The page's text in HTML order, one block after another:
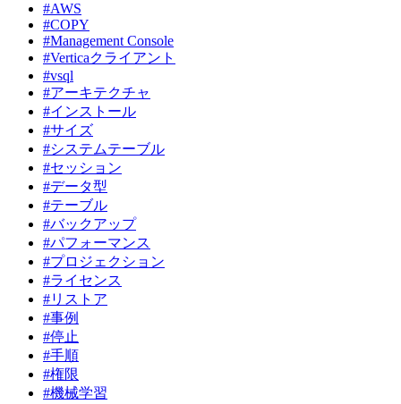
#AWS
#COPY
#Management Console
#Verticaクライアント
#vsql
#アーキテクチャ
#インストール
#サイズ
#システムテーブル
#セッション
#データ型
#テーブル
#バックアップ
#パフォーマンス
#プロジェクション
#ライセンス
#リストア
#事例
#停止
#手順
#権限
#機械学習